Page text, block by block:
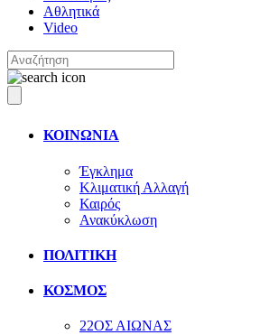
Αθλητικά
Video
ΚΟΙΝΩΝΙΑ
Έγκλημα
Κλιματική Αλλαγή
Καιρός
Ανακύκλωση
ΠΟΛΙΤΙΚΗ
ΚΟΣΜΟΣ
22ΟΣ ΑΙΩΝΑΣ